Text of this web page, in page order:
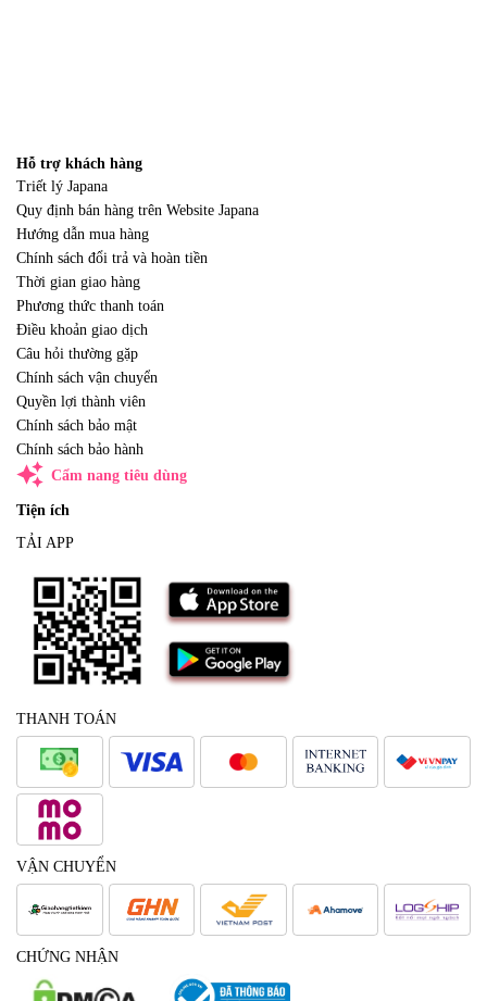
Hỗ trợ khách hàng
Triết lý Japana
Quy định bán hàng trên Website Japana
Hướng dẫn mua hàng
Chính sách đổi trả và hoàn tiền
Thời gian giao hàng
Phương thức thanh toán
Điều khoản giao dịch
Câu hỏi thường gặp
Chính sách vận chuyển
Quyền lợi thành viên
Chính sách bảo mật
Chính sách bảo hành
auto_awesome Cẩm nang tiêu dùng
Tiện ích
TẢI APP
THANH TOÁN
VẬN CHUYỂN
CHỨNG NHẬN